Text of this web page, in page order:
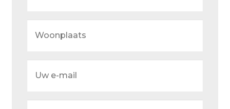
Service en onderhoud
Verzending en bezorging